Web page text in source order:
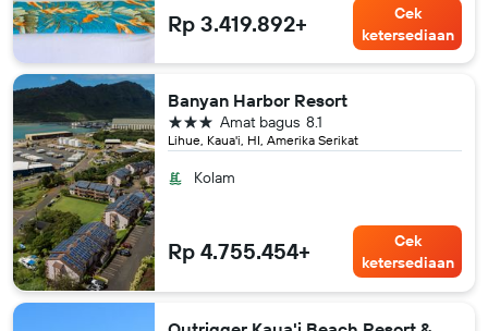
Rp 3.419.892+
Cek
ketersediaan
Banyan Harbor Resort
Lihue, Kaua'i, HI, Amerika Serikat
8.1
Amat bagus
bintang 3
Kolam
Rp 4.755.454+
Cek
ketersediaan